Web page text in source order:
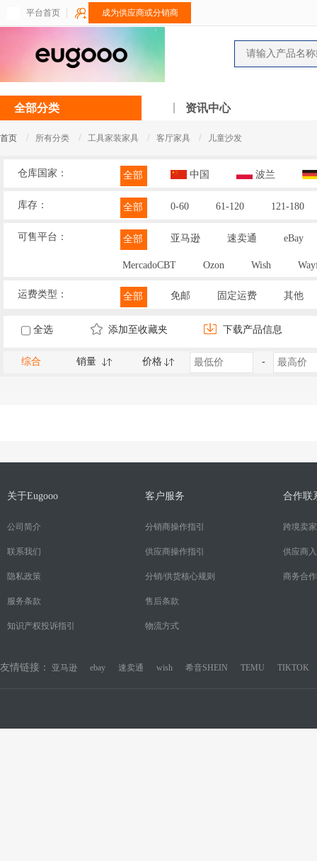
平台首页 成为供应商或分销商
全部分类 资讯中心
首页 / 所有分类 / 工具家装家具 / 客厅家具 / 儿童沙发
仓库国家： 全部 中国 波兰
库存： 全部 0-60 61-120 121-180
可售平台： 全部 亚马逊 速卖通 eBay
MercadoCBT Ozon Wish
运费类型： 全部 免邮 固定运费 其他
全选 添加至收藏夹 下载产品信息
综合 销量 价格 -
关于Eugooo
公司简介
联系我们
隐私政策
服务条款
知识产权投诉指引
客户服务
分销商操作指引
供应商操作指引
分销/供货核心规则
售后条款
物流方式
合作联
跨境卖
供应商
商务合作
友情链接： 亚马逊 ebay 速卖通 wish 希音SHEIN TEMU TIKTOK